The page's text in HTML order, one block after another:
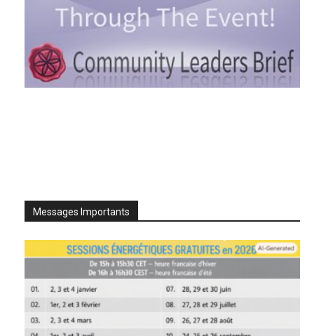
Messages Importants